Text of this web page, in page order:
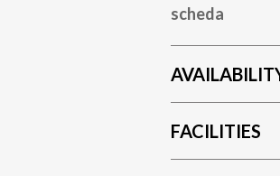
scheda
FACILITIES